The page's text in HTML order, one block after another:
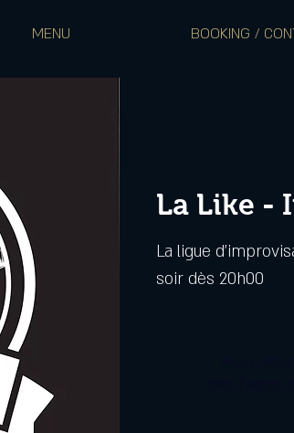
MENU BOOKING /
La Like -
La ligue
soir dès 20h00